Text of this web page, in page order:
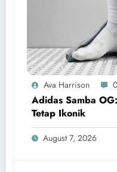
Ava Harrison 0
Adidas Samba
Tetap Ikonik
August 7, 2026